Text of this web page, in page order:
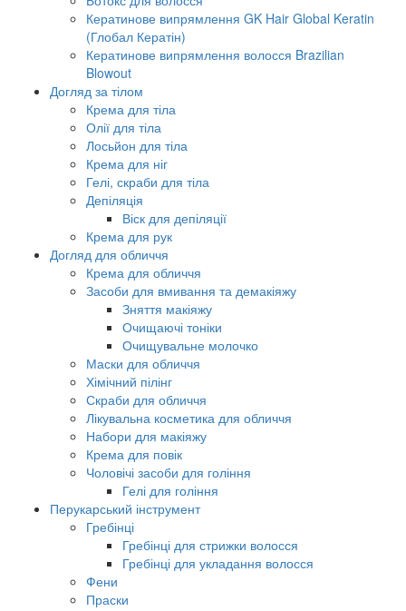
Кератинове випрямлення GK Hair Global Keratin
(Глобал Кератін)
Кератинове випрямлення волосся Brazilian
Blowout
Догляд за тілом
Крема для тіла
Олії для тіла
Лосьйон для тіла
Крема для ніг
Гелі, скраби для тіла
Депіляція
Віск для депіляції
Крема для рук
Догляд для обличчя
Крема для обличчя
Засоби для вмивання та демакіяжу
Зняття макіяжу
Очищаючі тоніки
Очищувальне молочко
Маски для обличчя
Хімічний пілінг
Скраби для обличчя
Лікувальна косметика для обличчя
Набори для макіяжу
Крема для повік
Чоловічі засоби для гоління
Гелі для гоління
Перукарський інструмент
Гребінці
Гребінці для стрижки волосся
Гребінці для укладання волосся
Фени
Праски